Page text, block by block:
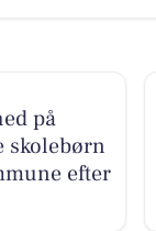
på
skolebørn
efter